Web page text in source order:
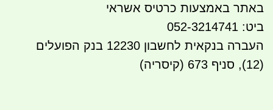
באתר באמצעות כרטיס אשראי
ביט: 052-3214741
העברה בנקאית לחשבון 12230 בנק הפועלים
(12), סניף 673 (קיסריה)